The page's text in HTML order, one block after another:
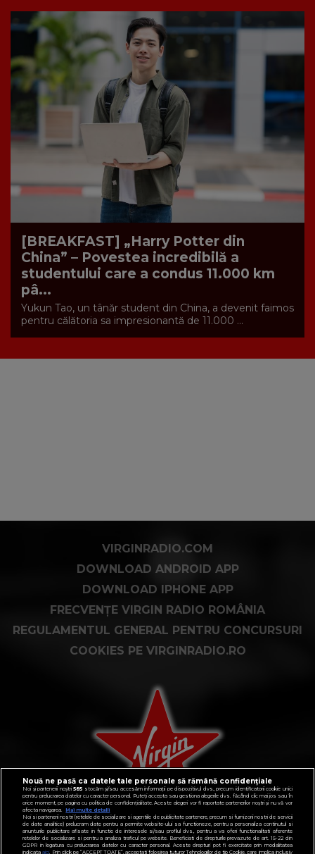
[BREAKFAST] „Harry Potter din
China” – Povestea incredibilă a
studentului care a condus 11.000 km
pâ...
Yukun Tao, un tânăr student din China, a devenit faimos
pentru călătoria sa impresionantă de 11.000 ...
VIRGINRADIO.COM
DOWNLOAD ANDROID APP
DOWNLOAD IPHONE APP
FRECVENȚE VIRGIN RADIO ROMÂNIA
REGULAMENTUL GENERAL PENTRU CONCURSURI
COOKIES PE VIRGINRADIO.RO
Nouă ne pasă ca datele tale personale să rămână confidențiale
Noi și partenerii noștri585 stocăm și/sau accesăm informații pe dispozitivul dvs., precum identificatorii cookie unici
pentru prelucrarea datelor cu caracter personal. Puteți accepta sau gestiona alegerile dvs. făcând clic mai jos sau în
orice moment, pe pagina cu politica de confidențialitate. Aceste alegeri vor fi raportate partenerilor noștri și nu vă vor
afecta navigarea.
Mai multe detalii
Noi si partenerii nostri (retelele de socializare si agentiile de publicitate partenere, precum si furnizorii nostri de servicii
de date analitice) prelucram date pentru a permite website-ului sa functioneze, pentru a personaliza continutul si
anunturile publicitare afisate in functie de interesele si/sau profilul dvs., pentru a va oferi functionalitati aferente
retelelor de socializare si pentru a analiza traficul pe website. Beneficiati de drepturile prevazute de art. 15-22 din
GDPR in legatura cu prelucrarea datelor cu caracter personal. Aceste drepturi pot fi exercitate prin modalitatea
indicataaici. Prin click pe “ACCEPT TOATE”, acceptati folosirea tuturor Tehnologiilor de tip Cookie, care implica inclusiv